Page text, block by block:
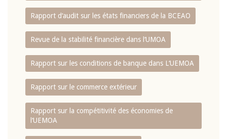
Rapport d‘audit sur les états financiers de la BCEAO
Revue de la stabilité financière dans l‘UMOA
Rapport sur les conditions de banque dans L‘UEMOA
Rapport sur le commerce extérieur
Rapport sur la compétitivité des économies de
l‘UEMOA